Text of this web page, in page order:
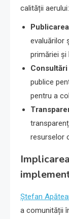
calității aerului:
evaluărilor
primăriei și
publice
pentru a
resurselor
Ștefan
a comunității